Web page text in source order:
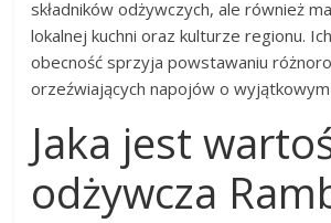
składników odżywczych, ale również
lokalnej kuchni oraz kulturze regionu.
obecność sprzyja powstawaniu
orzeźwiających napojów o wyjątkowym
Jaka jest
odżywcza